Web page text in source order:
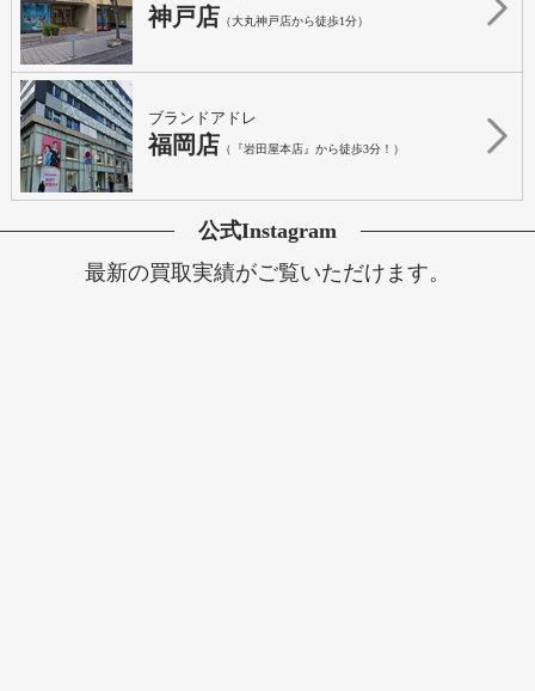
神戸店 （大丸神戸店から徒歩1分）
ブランドアドレ
福岡店 （『岩田屋本店』から徒歩3分！）
公式Instagram
最新の買取実績がご覧いただけます。